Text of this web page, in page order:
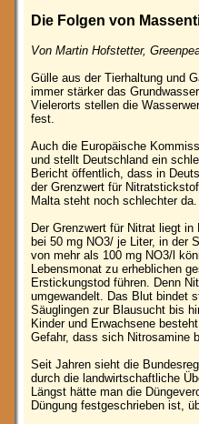
Die Folgen von
Von Martin Hofstetter,
Gülle aus der Tierhaltung und
immer stärker das
Vielerorts stellen die
fest.
Auch die Europäische
und stellt Deutschland ein
Bericht öffentlich, dass in
der Grenzwert für
Malta steht noch schlechter da.
Der Grenzwert für Nitrat liegt
bei 50 mg NO3/ je Liter, in der
von mehr als 100 mg NO3/l
Lebensmonat zu erheblichen
Erstickungstod führen. Denn
umgewandelt. Das Blut bindet
Säuglingen zur Blausucht bis
Kinder und Erwachsene
Gefahr, dass sich Nitrosamine
Seit Jahren sieht die
durch die landwirtschaftliche
Längst hätte man die
Düngung festgeschrieben ist,